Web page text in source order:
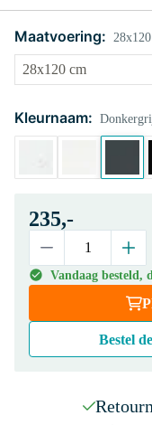
Maatvoering:
Kleurnaam:
235,-
Vandaag besteld,
Bestel